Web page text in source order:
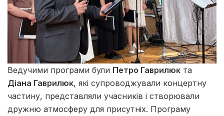
Ведучими програми були Петро Гаврилюк та
Діана Гаврилюк, які супроводжували концертну
частину, представляли учасників і створювали
дружню атмосферу для присутніх. Програму